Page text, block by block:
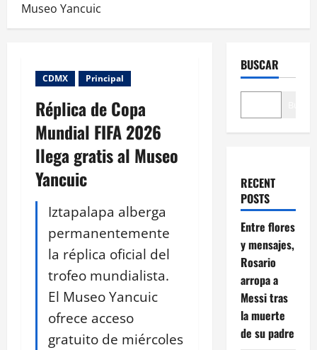
Museo Yancuic
CDMX Principal
Réplica de Copa
Mundial FIFA 2026
llega gratis al Museo
Yancuic
Iztapalapa alberga
permanentemente
la réplica oficial del
trofeo mundialista.
El Museo Yancuic
ofrece acceso
gratuito de miércoles
BUSCAR
RECENT
POSTS
Entre flores
y mensajes,
Rosario
arropa a
Messi tras
la muerte
de su padre